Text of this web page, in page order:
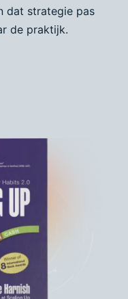
dat strategie pas
de praktijk.